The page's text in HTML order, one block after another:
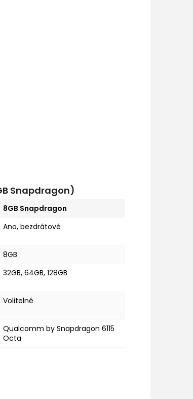
Snapdragon)
8GB Snapdragon
Ano, bezdrátové
8GB
32GB, 64GB, 128GB
Volitelné
Qualcomm by Snapdragon 6115
Octa